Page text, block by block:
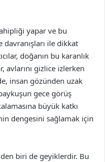
yapar ve bu
davranışları ile dikkat
doğanın bu karanlık
avlarını gizlice izlerken
insan gözünden uzak
gece görüş
büyük katkı
dengesini sağlamak için
biri de geyiklerdir. Bu